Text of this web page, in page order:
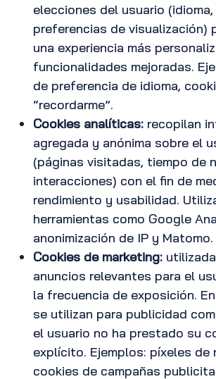
elecciones del usuario (idioma,
preferencias de visualización)
una experiencia más
funcionalidades mejoradas.
de preferencia de idioma,
“recordarme”.
Cookies analíticas: recopilan
agregada y anónima sobre el
(páginas visitadas, tiempo de
interacciones) con el fin de
rendimiento y usabilidad.
herramientas como Google
anonimización de IP y Matomo.
Cookies de marketing:
anuncios relevantes para el
la frecuencia de exposición.
se utilizan para publicidad
el usuario no ha prestado su
explícito. Ejemplos: píxeles de
cookies de campañas